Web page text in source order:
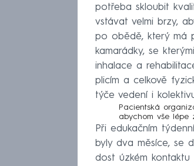
potřeba skloubit
vstávat velmi brzy,
po obědě, který má
kamarádky, se
inhalace a
plicím a celkově
týče vedení i
Pacientská
abychom vše lépe
Při edukačním
byly dva měsíce, se
dost úzkém kontaktu